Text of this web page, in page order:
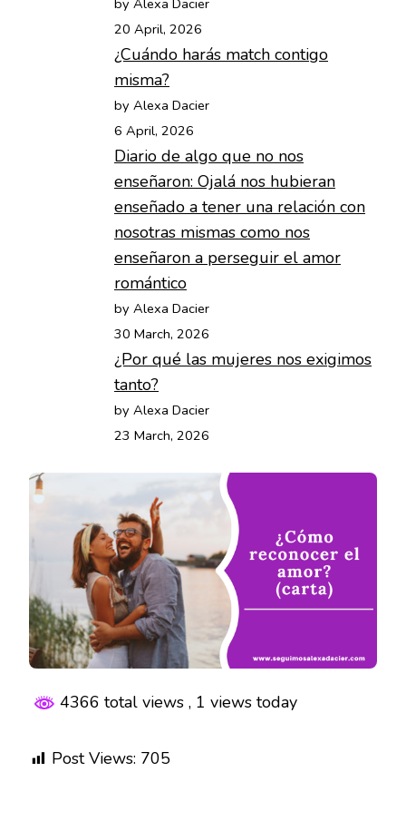
by Alexa Dacier
20 April, 2026
¿Cuándo harás match contigo
misma?
by Alexa Dacier
6 April, 2026
Diario de algo que no nos
enseñaron: Ojalá nos hubieran
enseñado a tener una relación con
nosotras mismas como nos
enseñaron a perseguir el amor
romántico
by Alexa Dacier
30 March, 2026
¿Por qué las mujeres nos exigimos
tanto?
by Alexa Dacier
23 March, 2026
4366 total views , 1 views today
Post Views: 705